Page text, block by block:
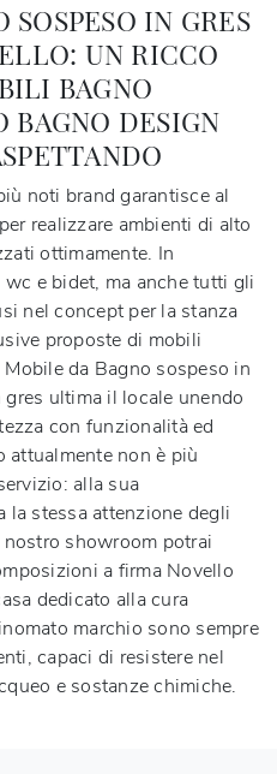
IN GRES
UN RICCO
BAGNO
BAGNO DESIGN
noti brand garantisce al
realizzare ambienti di alto
ottimamente. In
e bidet, ma anche tutti gli
nel concept per la stanza
proposte di mobili
da Bagno sospeso in
ultima il locale unendo
con funzionalità ed
attualmente non è più
alla sua
la stessa attenzione degli
showroom potrai
a firma Novello
dedicato alla cura
marchio sono sempre
capaci di resistere nel
e sostanze chimiche.